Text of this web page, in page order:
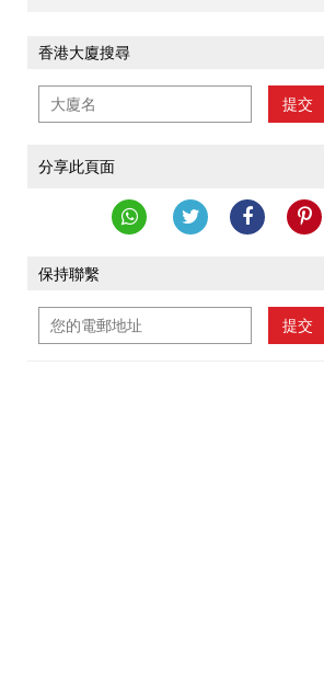
香港大廈搜尋
提交
分享此頁面
保持聯繫
提交